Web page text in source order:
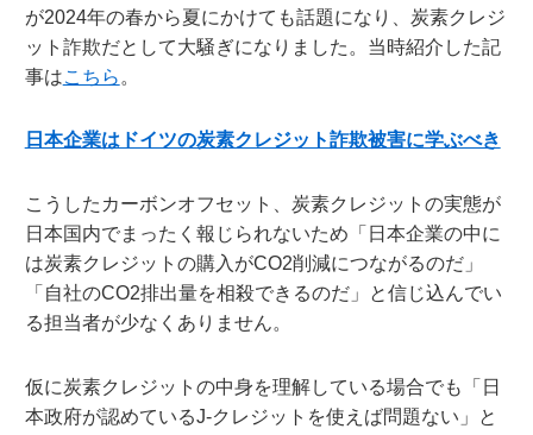
が2024年の春から夏にかけても話題になり、炭素クレジ
ット詐欺だとして大騒ぎになりました。当時紹介した記
事はこちら 。
日本企業はドイツの炭素クレジット詐欺被害に学ぶべき
こうしたカーボンオフセット、炭素クレジットの実態が
日本国内でまったく報じられないため「日本企業の中に
は炭素クレジットの購入がCO2削減につながるのだ」
「自社のCO2排出量を相殺できるのだ」と信じ込んでい
る担当者が少なくありません。
仮に炭素クレジットの中身を理解している場合でも「日
本政府が認めているJ-クレジットを使えば問題ない」と